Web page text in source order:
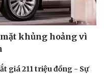
khủng hoảng vì
giá 211 triệu đồng - Sự